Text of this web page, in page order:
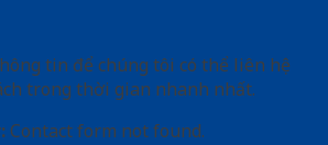
tin để chúng tôi có thể liên hệ
trong thời gian nhanh nhất.
Contact form not found.